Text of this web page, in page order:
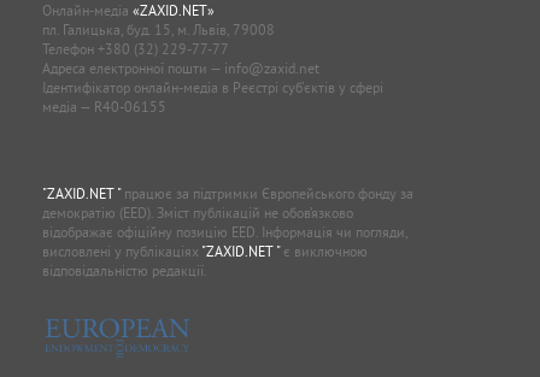
Онлайн-медіа «ZAXID.NET»
пл. Галицька, буд. 15, м. Львів, 79008
Телефон +380 (32) 229-77-77
Адреса електронної пошти — info@zaxid.net
Ідентифікатор онлайн-медіа в Реєстрі суб'єктів у сфері
медіа — R40-06155
"ZAXID.NET "працює за підтримки Європейського фонду за
демократію (EED). Зміст публікацій не обов’язково
відображає офіційну позицію EED. Інформація чи погляди,
висловлені у публікаціях "ZAXID.NET "є виключною
відповідальністю редакції.